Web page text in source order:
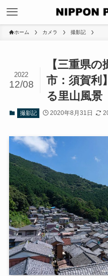
ホーム カメラ 撮影記
【三重県
市：須賀利
る里山風景
2022
12/08
撮影記 2020年8月31日